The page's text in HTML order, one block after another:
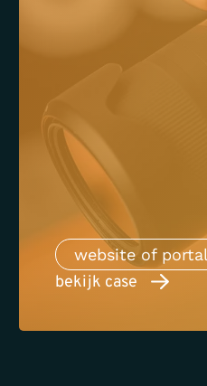
website of
bekijk case